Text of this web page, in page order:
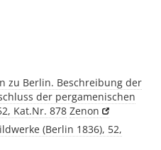
zu Berlin. Beschreibung der
der pergamenischen
Kat.Nr. 878 Zenon
(Berlin 1836), 52,